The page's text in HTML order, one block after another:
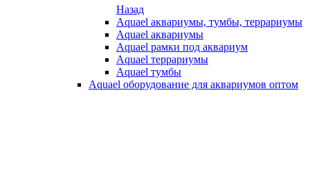
Назад
Aquael аквариумы, тумбы, террариумы
Aquael аквариумы
Aquael рамки под аквариум
Aquael террариумы
Aquael тумбы
Aquael оборудование для аквариумов оптом